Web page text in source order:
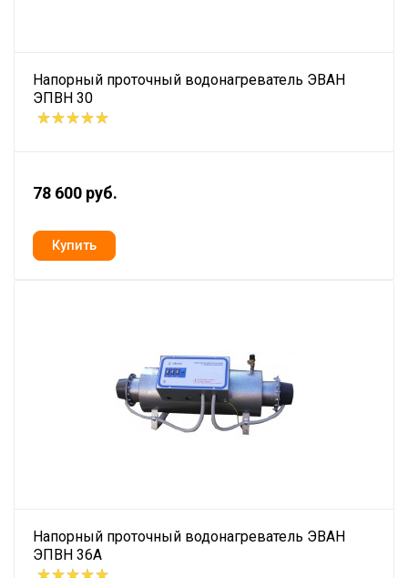
Напорный проточный водонагреватель ЭВАН
ЭПВН 30
78 600 руб.
Напорный проточный водонагреватель ЭВАН
ЭПВН 36А